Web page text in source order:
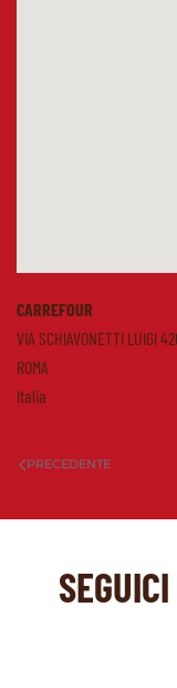
CARREFOUR
VIA SCHIAVONETTI LUIGI
ROMA
Italia
PRECEDENTE